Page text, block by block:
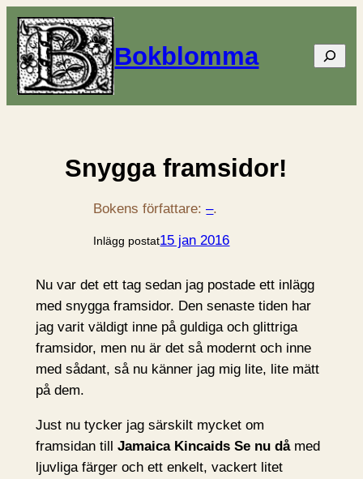
Bokblomma Sök
Snygga framsidor!
Bokens författare:–.
Inlägg postat15 jan 2016
Nu var det ett tag sedan jag postade ett inlägg
med snygga framsidor. Den senaste tiden har
jag varit väldigt inne på guldiga och glittriga
framsidor, men nu är det så modernt och inne
med sådant, så nu känner jag mig lite, lite mätt
på dem.
Just nu tycker jag särskilt mycket om
framsidan till Jamaica Kincaids Se nu dåmed
ljuvliga färger och ett enkelt, vackert litet